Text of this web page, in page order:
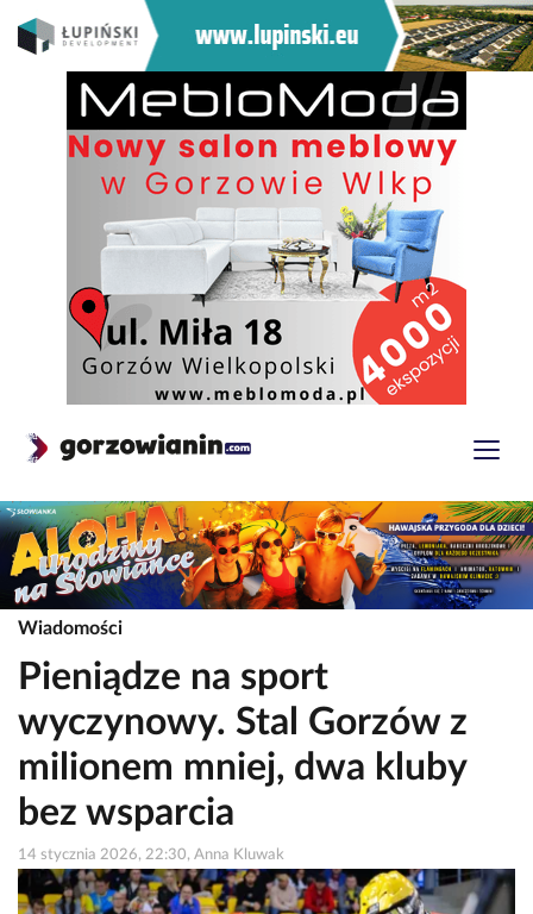
Wiadomości
Pieniądze na sport
wyczynowy. Stal Gorzów z
milionem mniej, dwa kluby
bez wsparcia
14 stycznia 2026, 22:30, Anna Kluwak